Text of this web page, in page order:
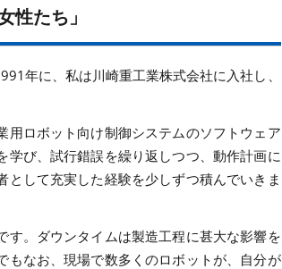
性たち」
年に、私は川崎重工業株式会社に入社し、
ロボット向け制御システムのソフトウェア
び、試行錯誤を繰り返しつつ、動作計画に
して充実した経験を少しずつ積んでいきま
。ダウンタイムは製造工程に甚大な影響を
なお、現場で数多くのロボットが、自分が